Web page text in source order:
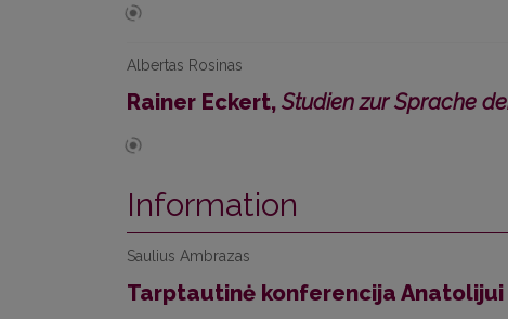
Albertas Rosinas
Rainer Eckert, Studien zur Sprache
Information
Saulius Ambrazas
Tarptautinė konferencija